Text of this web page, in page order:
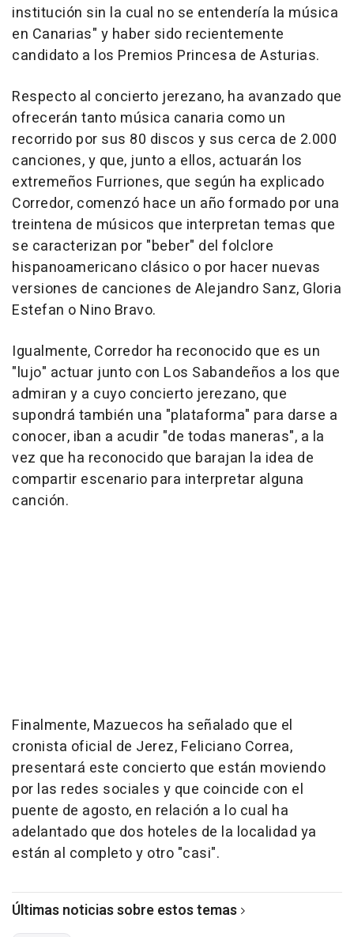
institución sin la cual no se entendería la música
en Canarias" y haber sido recientemente
candidato a los Premios Princesa de Asturias.
Respecto al concierto jerezano, ha avanzado que
ofrecerán tanto música canaria como un
recorrido por sus 80 discos y sus cerca de 2.000
canciones, y que, junto a ellos, actuarán los
extremeños Furriones, que según ha explicado
Corredor, comenzó hace un año formado por una
treintena de músicos que interpretan temas que
se caracterizan por "beber" del folclore
hispanoamericano clásico o por hacer nuevas
versiones de canciones de Alejandro Sanz, Gloria
Estefan o Nino Bravo.
Igualmente, Corredor ha reconocido que es un
"lujo" actuar junto con Los Sabandeños a los que
admiran y a cuyo concierto jerezano, que
supondrá también una "plataforma" para darse a
conocer, iban a acudir "de todas maneras", a la
vez que ha reconocido que barajan la idea de
compartir escenario para interpretar alguna
canción.
Finalmente, Mazuecos ha señalado que el
cronista oficial de Jerez, Feliciano Correa,
presentará este concierto que están moviendo
por las redes sociales y que coincide con el
puente de agosto, en relación a lo cual ha
adelantado que dos hoteles de la localidad ya
están al completo y otro "casi".
Últimas noticias sobre estos temas